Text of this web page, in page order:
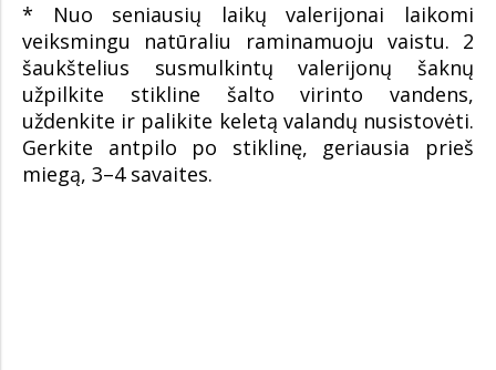
* Nuo seniausių laikų valerijonai laikomi
veiksmingu natūraliu raminamuoju vaistu. 2
šaukštelius susmulkintų valerijonų šaknų
užpilkite stikline šalto virinto vandens,
uždenkite ir palikite keletą valandų nusistovėti.
Gerkite antpilo po stiklinę, geriausia prieš
miegą, 3–4 savaites.